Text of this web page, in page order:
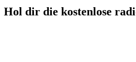
Hol dir die kostenlose